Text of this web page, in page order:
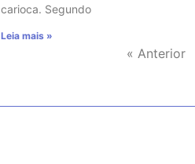
carioca. Segundo
Leia mais »
« Anterior